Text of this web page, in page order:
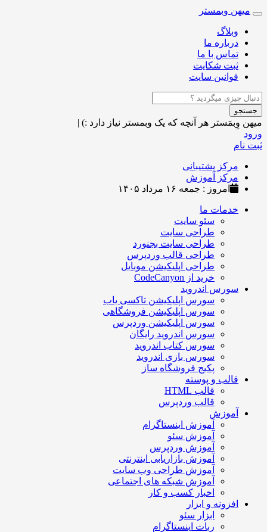
Toggle
navigation
میهن وبمستر
وبلاگ
درباره ما
تماس با ما
ثبت شکایت
قوانین سایت
جستجو
میهن وِبمَستر هر آنچه که یک وبمستر نیاز دارد :) |
ورود
ثبت نام
مرکز پشتیبانی
مرکز آموزش
امروز : جمعه ۱۶ مرداد ۱۴۰۵
خدمات ما
سئو سایت
طراحی سایت
طراحی سایت بجنورد
طراحی قالب وردپرس
طراحی اپلیکیشن موبایل
خرید از CodeCanyon
سورس اندروید
سورس اپلیکیشن تاکسی یاب
سورس اپلیکیشن فروشگاهی
سورس اپلیکیشن وردپرس
سورس اندروید رایگان
سورس کتاب اندروید
سورس بازی اندروید
پکیج فروشگاه ساز
قالب و پوسته
قالب HTML
قالب وردپرس
آموزش
آموزش اینستاگرام
آموزش سئو
آموزش وردپرس
آموزش بازاریابی اینترنتی
آموزش طراحی وب سایت
آموزش شبکه های اجتماعی
اخبار کسب و کار
افزونه و ابزار
ابزار سئو
ربات اینستاگرام